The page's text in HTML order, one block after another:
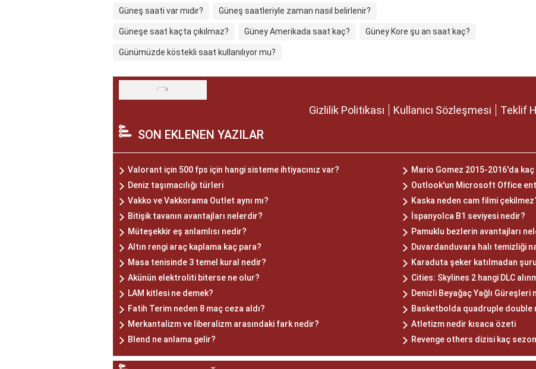
Güneş saati var mıdır? Güneş saatleriyle zaman nasıl belirlenir?
Güneşe saat kaçta çıkılmaz? Güney Amerikada saat kaç? Güney Kore şu an saat kaç?
Günümüzde köstekli saat kullanılıyor mu?
Gizlilik Politikası Kullanıcı Sözleşmesi Teklif
SON EKLENEN YAZILAR
Valorant için 500 fps için hangi sisteme ihtiyacınız var?
Mario Gomez 2015-2016'da kaç
Deniz taşımacılığı türleri
Outlook'un Microsoft Office
Vakko ve Vakkorama Outlet aynı mı?
Kaska neden cam filmi
Bitişik tavanın avantajları nelerdir?
İspanyolca B1 seviyesi nedir?
Müteşekkir eş anlamlısı nedir?
Pamuklu bezlerin avantajları
Altın rengi araç kaplama kaç para?
Duvardanduvara halı temizliği
Masa tenisinde 3 temel kural nedir?
Karaduta şeker katılmadan
Akünün elektroliti biterse ne olur?
Cities: Skylines 2 hangi DLC
LAM kitlesi ne demek?
Denizli Beyağaç Yağlı Güreşleri
Fatih Terim neden 8 maç ceza aldı?
Basketbolda quadruple double
Merkantalizm ve liberalizm arasındaki fark nedir?
Atletizm nedir kısaca özeti
Blend ne anlama gelir?
Revenge others dizisi kaç